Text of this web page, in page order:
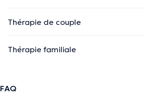
Thérapie de couple
Thérapie familiale
FAQ